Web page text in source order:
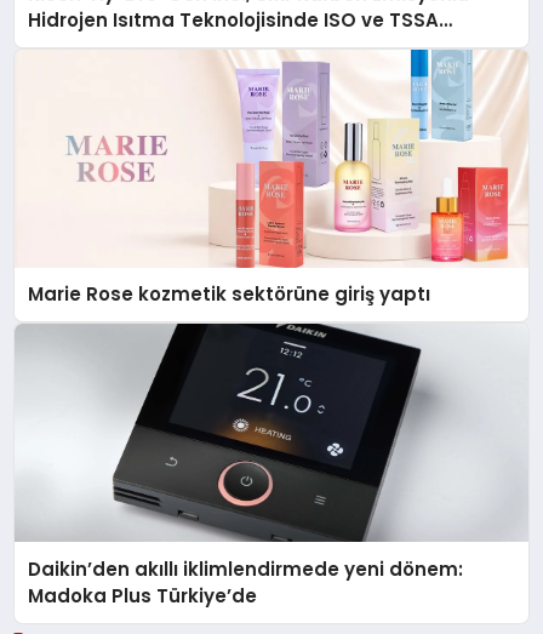
Hidrojen Isıtma Teknolojisinde ISO ve TSSA
Düzenleyici Onaylarını Aldı
Marie Rose kozmetik sektörüne giriş yaptı
Daikin’den akıllı iklimlendirmede yeni dönem:
Madoka Plus Türkiye’de